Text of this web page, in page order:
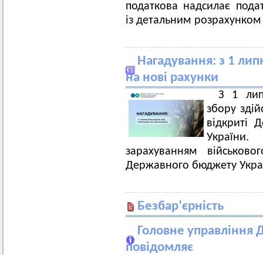
податкова надсилає
із детальним
Нагадування: з 1
на нові рахунки
З 1
збору
відкриті
України.
зарахуванням
Державного бюджету
Безбар’єрність
Головне управління
повідомляє